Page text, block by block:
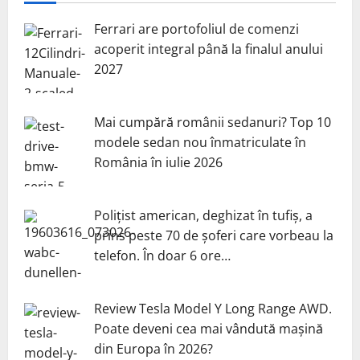
Ferrari are portofoliul de comenzi
acoperit integral până la finalul anului
2027
Mai cumpără românii sedanuri? Top 10
modele sedan nou înmatriculate în
România în iulie 2026
Polițist american, deghizat în tufiș, a
prins peste 70 de șoferi care vorbeau la
telefon. În doar 6 ore…
Review Tesla Model Y Long Range AWD.
Poate deveni cea mai vândută mașină
din Europa în 2026?